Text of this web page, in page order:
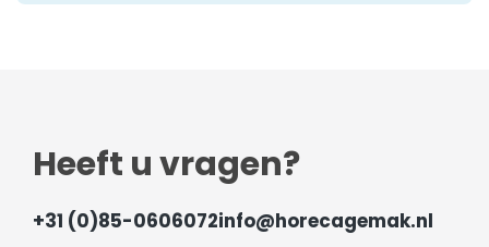
Heeft u vragen?
+31 (0)85-0606072info@horecagemak.nl